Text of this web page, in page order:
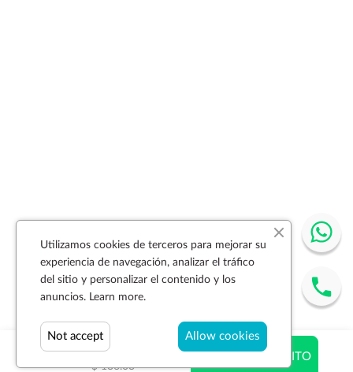
$ 99.30
$ 136.03
AÑADIR AL CARRITO
Utilizamos cookies de terceros para mejorar su
experiencia de navegación, analizar el tráfico
del sitio y personalizar el contenido y los
anuncios. Learn more.
Allow cookies
Not accept